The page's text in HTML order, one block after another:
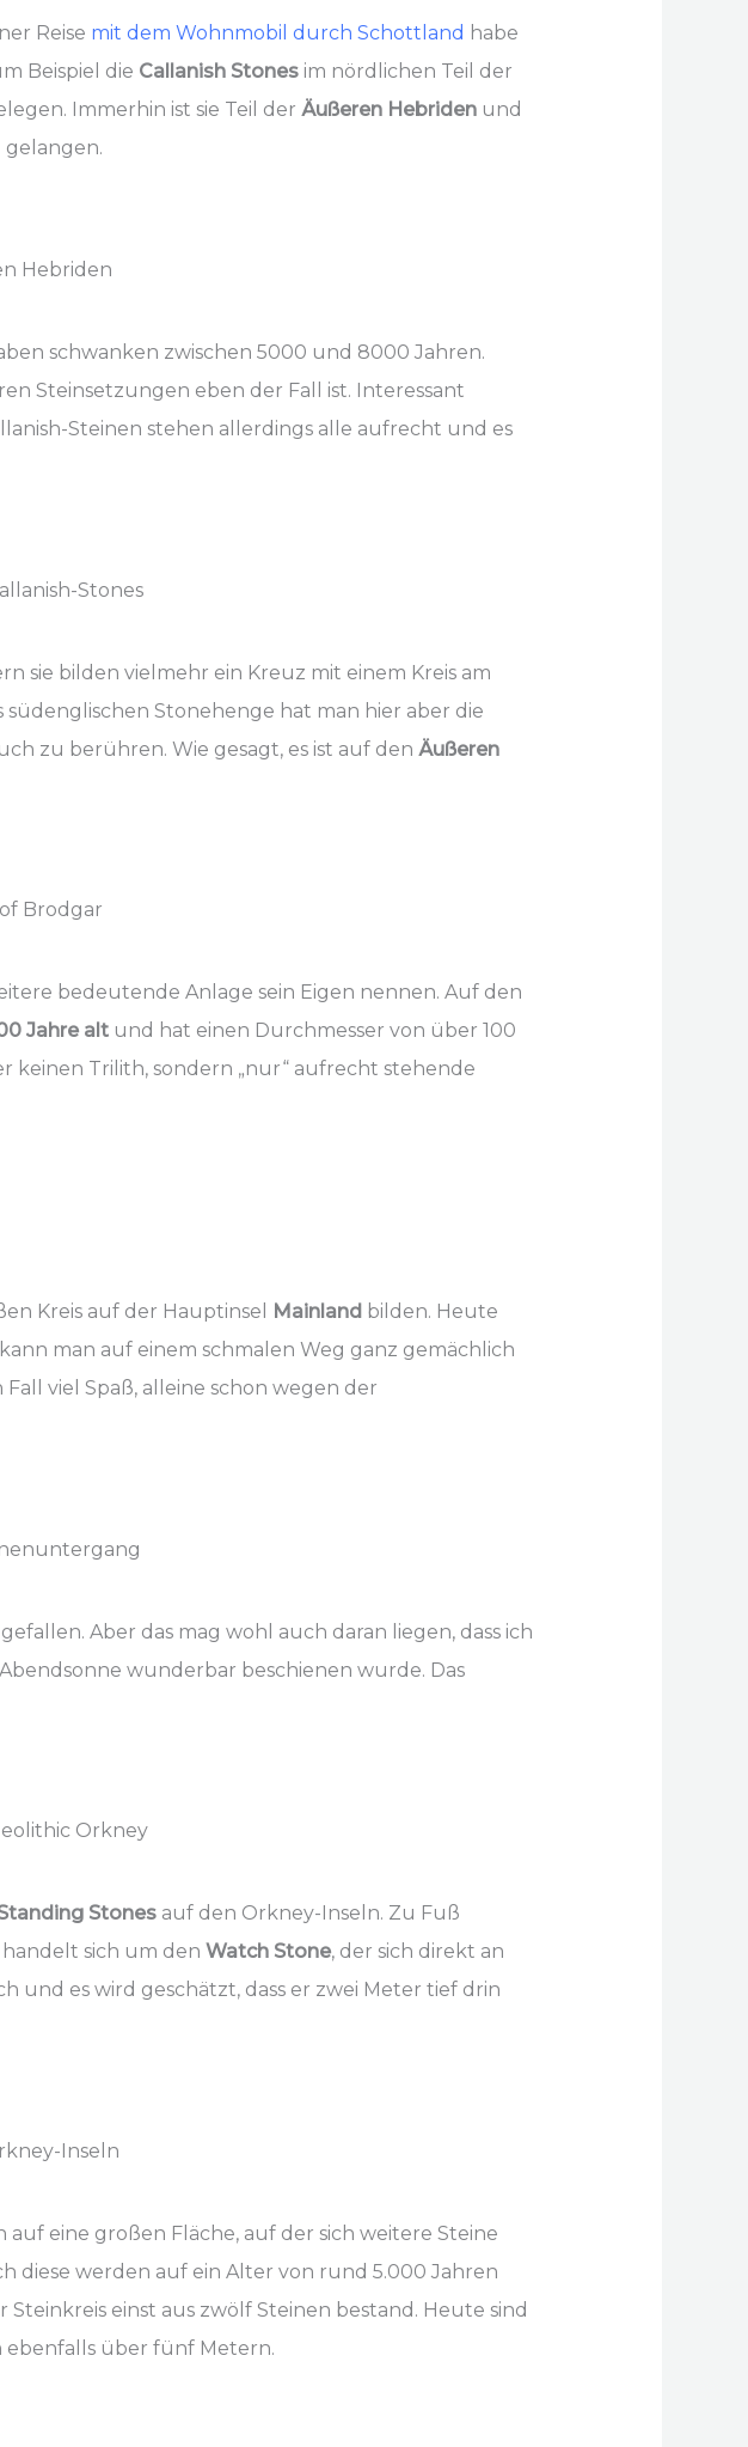
Reise mit dem Wohnmobil durch Schottland habe
Beispiel die Callanish Stonesim nördlichen Teil der
Immerhin ist sie Teil der Äußeren Hebridenund
Hebriden
schwanken zwischen 5000 und 8000 Jahren.
Steinsetzungen eben der Fall ist. Interessant
Steinen stehen allerdings alle aufrecht und es
Stones
sie bilden vielmehr ein Kreuz mit einem Kreis am
Stonehenge hat man hier aber die
zu berühren. Wie gesagt, es ist auf den Äußeren
Brodgar
bedeutende Anlage sein Eigen nennen. Auf den
Jahre altund hat einen Durchmesser von über 100
keinen Trilith, sondern „nur“ aufrecht stehende
Kreis auf der Hauptinsel Mainland bilden. Heute
man auf einem schmalen Weg ganz gemächlich
viel Spaß, alleine schon wegen der
Aber das mag wohl auch daran liegen, dass ich
wunderbar beschienen wurde. Das
Orkney
Stonesauf den Orkney-Inseln. Zu Fuß
sich um den Watch Stone, der sich direkt an
und es wird geschätzt, dass er zwei Meter tief drin
Inseln
eine großen Fläche, auf der sich weitere Steine
diese werden auf ein Alter von rund 5.000 Jahren
einst aus zwölf Steinen bestand. Heute sind
ebenfalls über fünf Metern.